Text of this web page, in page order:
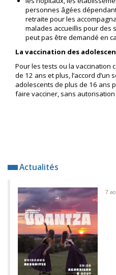
personnes âgées
retraite pour les
malades accueillis pour des
peut pas être demandé en
La vaccination des
Pour les tests ou la vaccination
de 12 ans et plus, l’accord
adolescents de plus de 16 ans
faire vacciner, sans
Actualités
7